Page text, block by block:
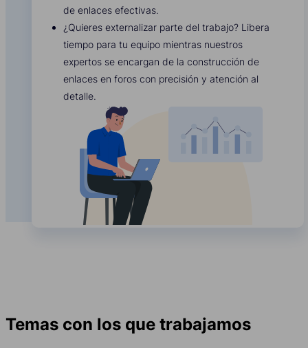
de enlaces efectivas.
¿Quieres externalizar parte del trabajo? Libera
tiempo para tu equipo mientras nuestros
expertos se encargan de la construcción de
enlaces en foros con precisión y atención al
detalle.
Temas con los que trabajamos